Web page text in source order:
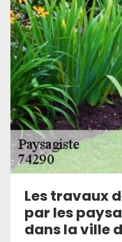
Les travaux
par les
dans la ville